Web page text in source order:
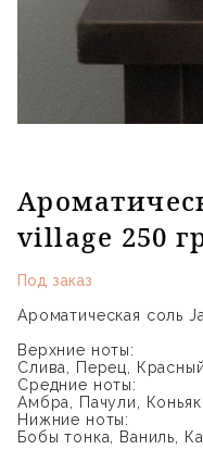
village 250
Под заказ
Ароматическая соль
Верхние ноты:
Слива, Перец,
Средние ноты:
Амбра, Пачули, Коньяк.
Нижние ноты:
Бобы тонка, Ваниль,